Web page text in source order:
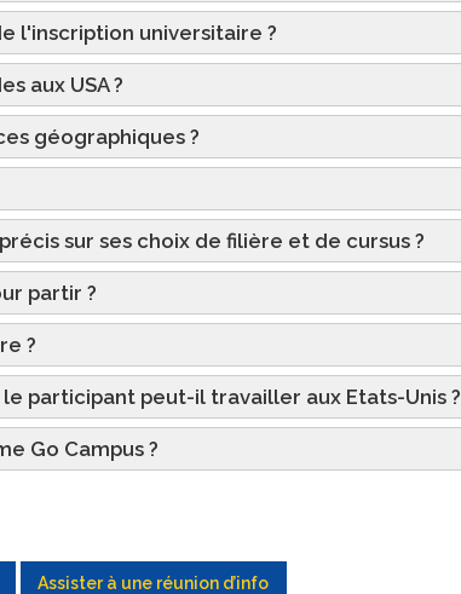
l'inscription universitaire ?
aux USA ?
géographiques ?
sur ses choix de filière et de cursus ?
partir ?
?
participant peut-il travailler aux Etats-Unis ?
Go Campus ?
Assister à une réunion d’info